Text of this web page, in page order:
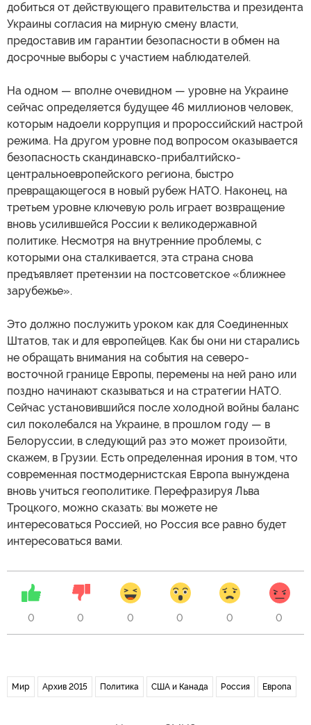
добиться от действующего правительства и президента
Украины согласия на мирную смену власти,
предоставив им гарантии безопасности в обмен на
досрочные выборы с участием наблюдателей.
На одном — вполне очевидном — уровне на Украине
сейчас определяется будущее 46 миллионов человек,
которым надоели коррупция и пророссийский настрой
режима. На другом уровне под вопросом оказывается
безопасность скандинавско-прибалтийско-
центральноевропейского региона, быстро
превращающегося в новый рубеж НАТО. Наконец, на
третьем уровне ключевую роль играет возвращение
вновь усилившейся России к великодержавной
политике. Несмотря на внутренние проблемы, с
которыми она сталкивается, эта страна снова
предъявляет претензии на постсоветское «ближнее
зарубежье».
Это должно послужить уроком как для Соединенных
Штатов, так и для европейцев. Как бы они ни старались
не обращать внимания на события на северо-
восточной границе Европы, перемены на ней рано или
поздно начинают сказываться и на стратегии НАТО.
Сейчас установившийся после холодной войны баланс
сил поколебался на Украине, в прошлом году — в
Белоруссии, в следующий раз это может произойти,
скажем, в Грузии. Есть определенная ирония в том, что
современная постмодернистская Европа вынуждена
вновь учиться геополитике. Перефразируя Льва
Троцкого, можно сказать: вы можете не
интересоваться Россией, но Россия все равно будет
интересоваться вами.
0 0 0 0 0 0
Мир Архив 2015 Политика США и Канада Россия Европа